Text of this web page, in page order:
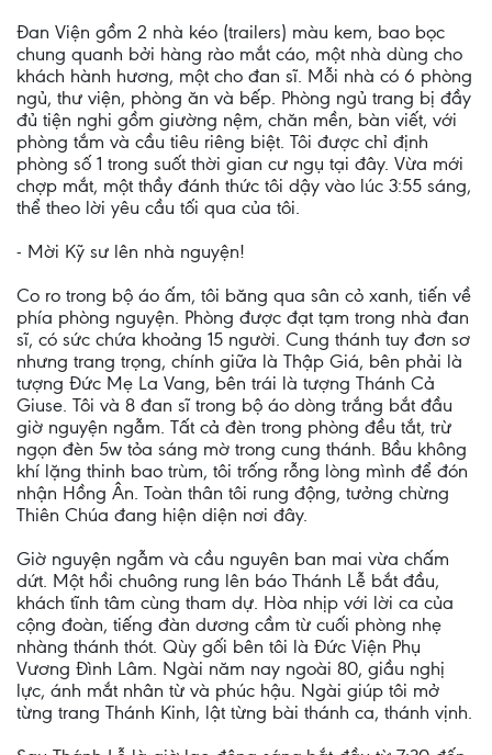
Đan Viện gồm 2 nhà kéo (trailers) màu kem, bao bọc
chung quanh bởi hàng rào mắt cáo, một nhà dùng cho
khách hành hương, một cho đan sĩ. Mỗi nhà có 6 phòng
ngủ, thư viện, phòng ăn và bếp. Phòng ngủ trang bị đầy
đủ tiện nghi gồm giường nệm, chăn mền, bàn viết, với
phòng tắm và cầu tiêu riêng biệt. Tôi được chỉ định
phòng số 1 trong suốt thời gian cư ngụ tại đây. Vừa mới
chợp mắt, một thầy đánh thức tôi dậy vào lúc 3:55 sáng,
thể theo lời yêu cầu tối qua của tôi.
- Mời Kỹ sư lên nhà nguyện!
Co ro trong bộ áo ấm, tôi băng qua sân cỏ xanh, tiến về
phía phòng nguyện. Phòng được đạt tạm trong nhà đan
sĩ, có sức chứa khoảng 15 người. Cung thánh tuy đơn sơ
nhưng trang trọng, chính giữa là Thập Giá, bên phải là
tượng Đức Mẹ La Vang, bên trái là tượng Thánh Cả
Giuse. Tôi và 8 đan sĩ trong bộ áo dòng trắng bắt đầu
giờ nguyện ngẫm. Tất cả đèn trong phòng đều tắt, trừ
ngọn đèn 5w tỏa sáng mờ trong cung thánh. Bầu không
khí lặng thinh bao trùm, tôi trống rỗng lòng mình để đón
nhận Hồng Ân. Toàn thân tôi rung động, tưởng chừng
Thiên Chúa đang hiện diện nơi đây.
Giờ nguyện ngẫm và cầu nguyên ban mai vừa chấm
dứt. Một hồi chuông rung lên báo Thánh Lễ bắt đầu,
khách tĩnh tâm cùng tham dự. Hòa nhịp với lời ca của
cộng đoàn, tiếng đàn dương cầm từ cuối phòng nhẹ
nhàng thánh thót. Qùy gối bên tôi là Đức Viện Phụ
Vương Đình Lâm. Ngài năm nay ngoài 80, giầu nghị
lực, ánh mắt nhân từ và phúc hậu. Ngài giúp tôi mở
từng trang Thánh Kinh, lật từng bài thánh ca, thánh vịnh.